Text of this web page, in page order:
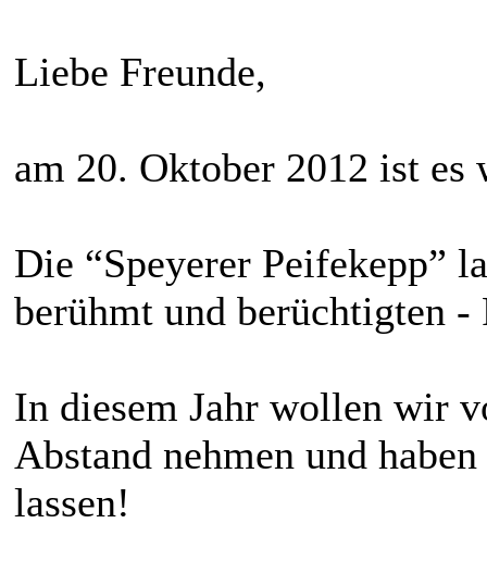
Liebe Freunde,
am 20. Oktober 2012 ist es
Die “Speyerer Peifekepp”
berühmt und berüchtigten -
In diesem Jahr wollen wir
Abstand nehmen und
lassen!